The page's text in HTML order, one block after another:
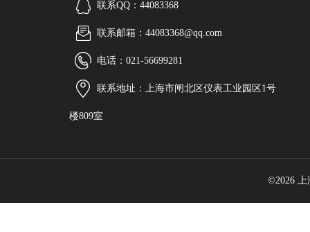
联系QQ：44083368
联系邮箱：44083368@qq.com
电话：021-56699281
联系地址：上海市闸北区仪表工业园区1号
楼809室
©2026